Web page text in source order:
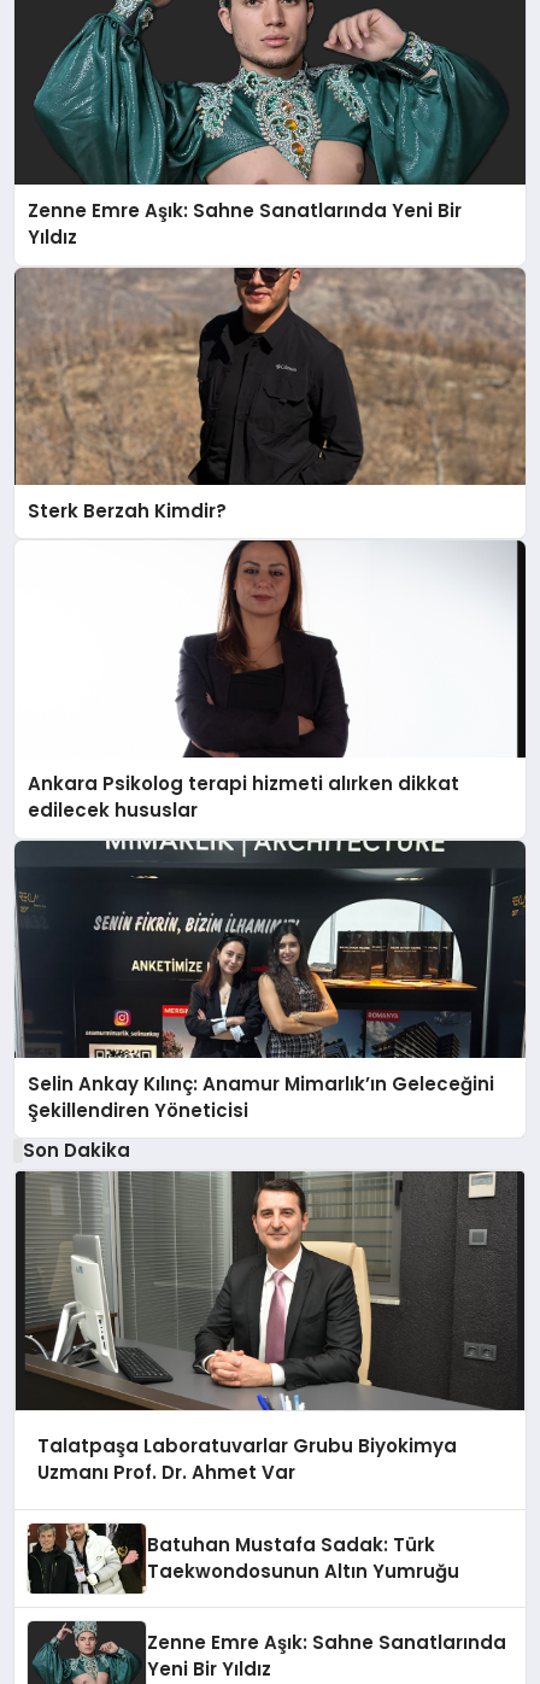
Zenne Emre Aşık: Sahne Sanatlarında Yeni Bir
Yıldız
Sterk Berzah Kimdir?
Ankara Psikolog terapi hizmeti alırken dikkat
edilecek hususlar
Selin Ankay Kılınç: Anamur Mimarlık’ın Geleceğini
Şekillendiren Yöneticisi
Son Dakika
Talatpaşa Laboratuvarlar Grubu Biyokimya
Uzmanı Prof. Dr. Ahmet Var
Batuhan Mustafa Sadak: Türk
Taekwondosunun Altın Yumruğu
Zenne Emre Aşık: Sahne Sanatlarında
Yeni Bir Yıldız